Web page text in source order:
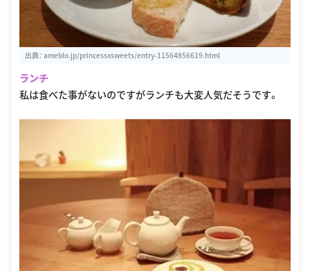
出典： ameblo.jp/princessxsweets/entry-11564856619.html
ランチ
私は食べた事がないのですがランチも大変人気だそうです。